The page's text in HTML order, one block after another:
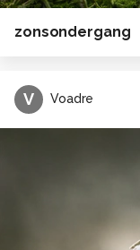
zonsondergang
V Voadre